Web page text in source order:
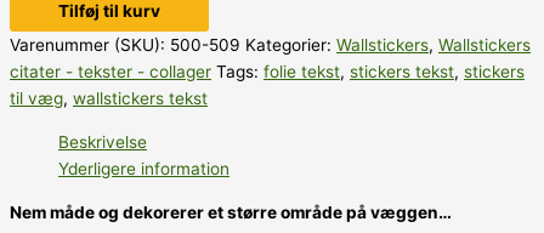
Tilføj til kurv
Varenummer (SKU): 500-509 Kategorier: Wallstickers, Wallstickers
citater - tekster - collager Tags: folie tekst, stickers tekst, stickers
til væg, wallstickers tekst
Beskrivelse
Yderligere information
Nem måde og dekorerer et større område på væggen…